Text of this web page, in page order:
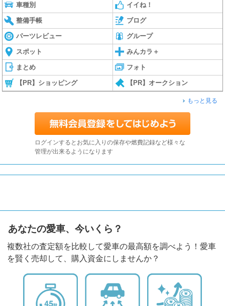
車種別 イイね！
整備手帳 ブログ
パーツレビュー グループ
スポット みんカラ＋
まとめ フォト
【PR】ショッピング 【PR】オークション
もっと見る
ログインするとお気に入りの保存や燃費記録など様々な
管理が出来るようになります
あなたの愛車、今いくら？
複数社の査定額を比較して愛車の最高額を調べよう！愛車
を賢く売却して、購入資金にしませんか？